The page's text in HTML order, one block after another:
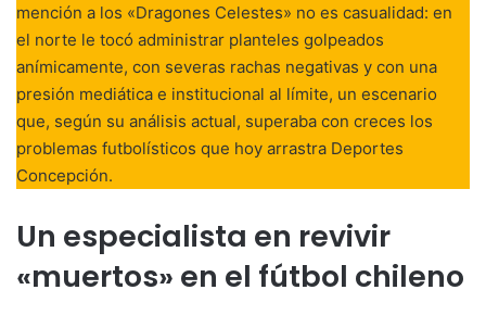
mención a los «Dragones Celestes» no es casualidad: en
el norte le tocó administrar planteles golpeados
anímicamente, con severas rachas negativas y con una
presión mediática e institucional al límite, un escenario
que, según su análisis actual, superaba con creces los
problemas futbolísticos que hoy arrastra Deportes
Concepción.
Un especialista en revivir
«muertos» en el fútbol chileno